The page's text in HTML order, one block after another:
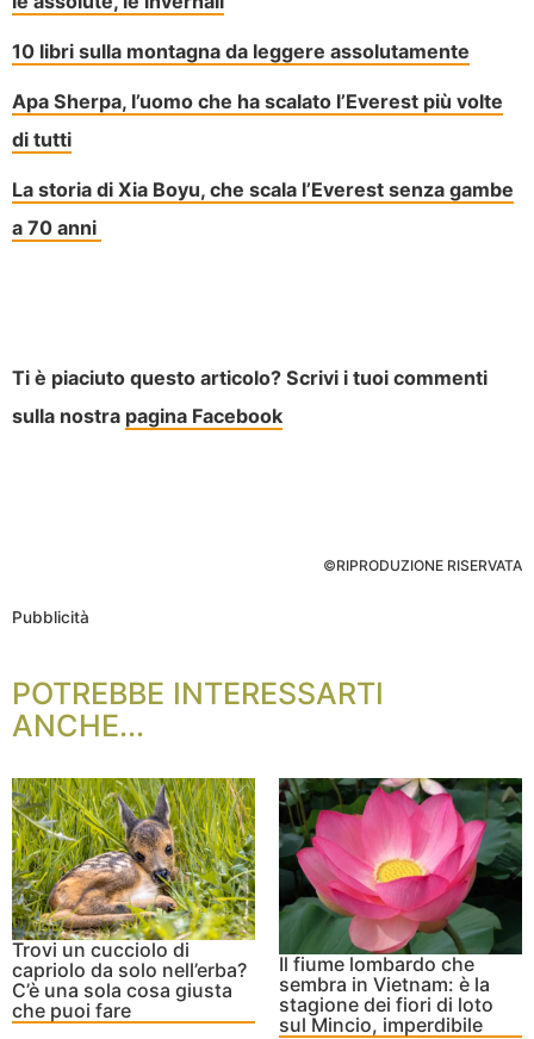
10 libri sulla montagna da leggere assolutamente
Apa Sherpa, l’uomo che ha scalato l’Everest più volte
di tutti
La storia di Xia Boyu, che scala l’Everest senza gambe
a 70 anni
Ti è piaciuto questo articolo? Scrivi i tuoi commenti
sulla nostra pagina Facebook
©RIPRODUZIONE RISERVATA
Pubblicità
POTREBBE INTERESSARTI
ANCHE...
Trovi un cucciolo di
capriolo da solo nell’erba?
C’è una sola cosa giusta
che puoi fare
Il fiume lombardo che
sembra in Vietnam: è la
stagione dei fiori di loto
sul Mincio, imperdibile